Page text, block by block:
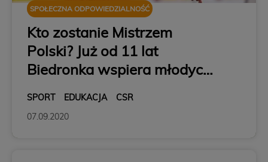
SPOŁECZNA ODPOWIEDZIALNOŚĆ
Kto zostanie Mistrzem
Polski? Już od 11 lat
Biedronka wspiera młodych
SPORT EDUKACJA
CSR
07.09.2020